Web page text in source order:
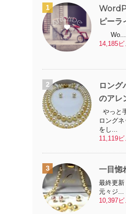
ピーラ
Wo...
14,185ビ
ロング
のアレ
やっと
ロング
をし...
11,119ビ
一目惚
最終更新
元々ジ...
10,397ビ